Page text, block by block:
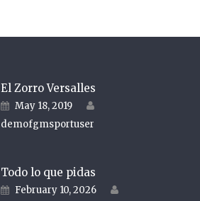
El Zorro Versalles
Posted on
May 18, 2019
demofgmsportuser
Todo lo que pidas
Posted on
February 10, 2026